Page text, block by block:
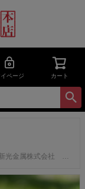
イページ カート
さに！アウトドアシーンで大活躍。【頑張って送料無料！】